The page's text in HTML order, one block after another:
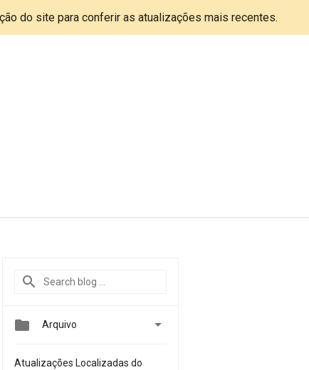
do site para conferir as atualizações mais recentes.
 Arquivo 
Atualizações Localizadas do